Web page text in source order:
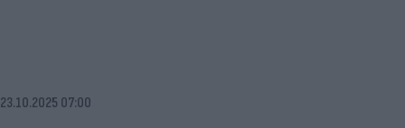
23.10.2025 07:00